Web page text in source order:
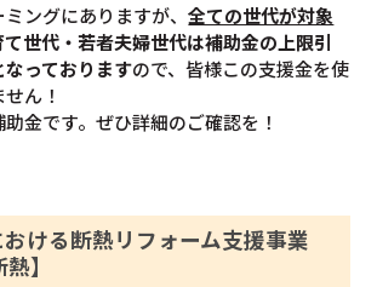
ミングにありますが、全ての世代が対象
世代・若者夫婦世代は補助金の上限引
っておりますので、皆様この支援金を使
ん！
金です。ぜひ詳細のご確認を！
ける断熱リフォーム支援事業
】